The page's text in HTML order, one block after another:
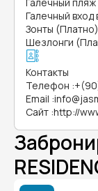
Галечный вход
Зонты (Платно)
Шезлонги
Контакты
Телефон :
Email :
Сайт :http://